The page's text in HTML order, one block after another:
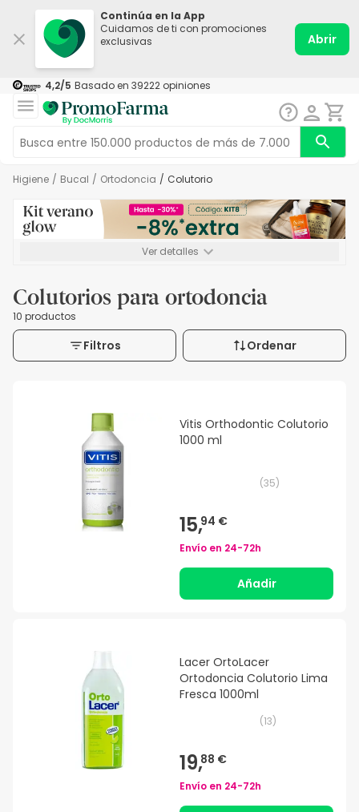
Continúa en la App
Cuidamos de ti con promociones
exclusivas
Abrir
4,2/5 Basado en 39222 opiniones
Higiene / Bucal / Ortodoncia / Colutorio
Ver detalles
acumulable.
Colutorios para ortodoncia
10 productos
Filtros Ordenar
Vitis Orthodontic Colutorio
1000 ml
(35)
15,94 €
Envío en 24-72h
Añadir
Lacer OrtoLacer
Ortodoncia Colutorio Lima
Fresca 1000ml
(13)
19,88 €
Envío en 24-72h